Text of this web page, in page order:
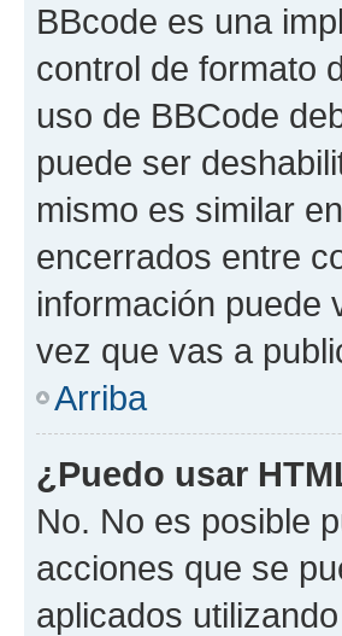
BBcode es una
control de formato
uso de BBCode
puede ser
mismo es similar
encerrados entre
información puede
vez que vas a
Arriba
¿Puedo usar
No. No es posible
acciones que se
aplicados